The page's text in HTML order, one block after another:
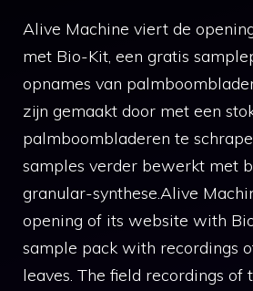
Alive Machine viert de
met Bio-Kit, een gratis
opnames van
zijn gemaakt door met een
palmboombladeren te
samples verder bewerkt met
granular-synthese.Alive
opening of its website with
sample pack with recordings
leaves. The field recordings of